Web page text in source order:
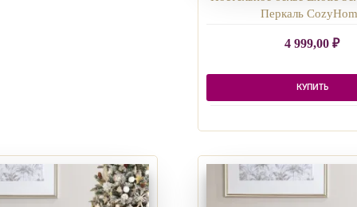
Перкаль
4 999,00₽
КУПИТЬ